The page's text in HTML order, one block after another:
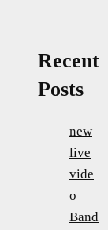
Recent
Posts
new
live
vide
o
Band